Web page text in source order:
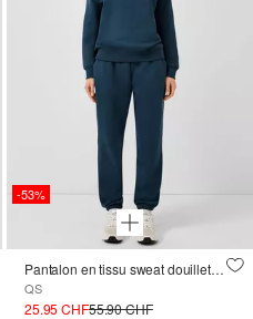
-53%
Pantalon en tissu sweat douillet avec ceinture élastique
QS
25.95 CHF55.90 CHF